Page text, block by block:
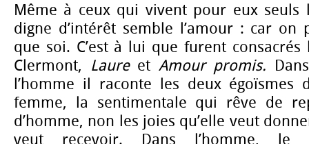
Même à ceux qui vivent pour eux seuls
digne d’intérêt semble l’amour : car on
que soi. C’est à lui que furent
Clermont, Laure et Amour promis.
l’homme il raconte les deux égoïsmes
femme, la sentimentale qui rêve de
d’homme, non les joies qu’elle veut
veut recevoir. Dans l’homme, le